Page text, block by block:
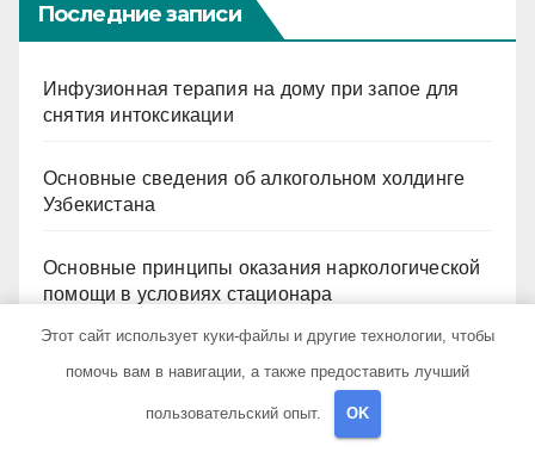
Последние записи
Инфузионная терапия на дому при запое для
снятия интоксикации
Основные сведения об алкогольном холдинге
Узбекистана
Основные принципы оказания наркологической
помощи в условиях стационара
зависимости: пивная, виннная, хроническая,
мужская и женская специфика
Этот сайт использует куки-файлы и другие технологии, чтобы
помочь вам в навигации, а также предоставить лучший
пользовательский опыт. OK